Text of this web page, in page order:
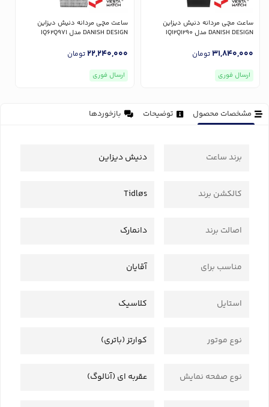
ساعت مچی مردانه دنیش دیزاین
DANISH DESIGN مدل IQ12Q1290
31,840,000تومان
ارسال فوری
ساعت مچی مردانه دنیش دیزاین
DANISH DESIGN مدل IQ62Q971
22,240,000تومان
ارسال فوری
مشخصات محصول توضیحات بازخوردها
برند ساعت دنیش دیزاین
کالکشن برند Tidløs
اصالت برند دانمارک
مناسب برای آقایان
استایل کلاسیک
نوع موتور کوارتز (باتری)
نوع صفحه نمایش عقربه ای (آنالوگ)